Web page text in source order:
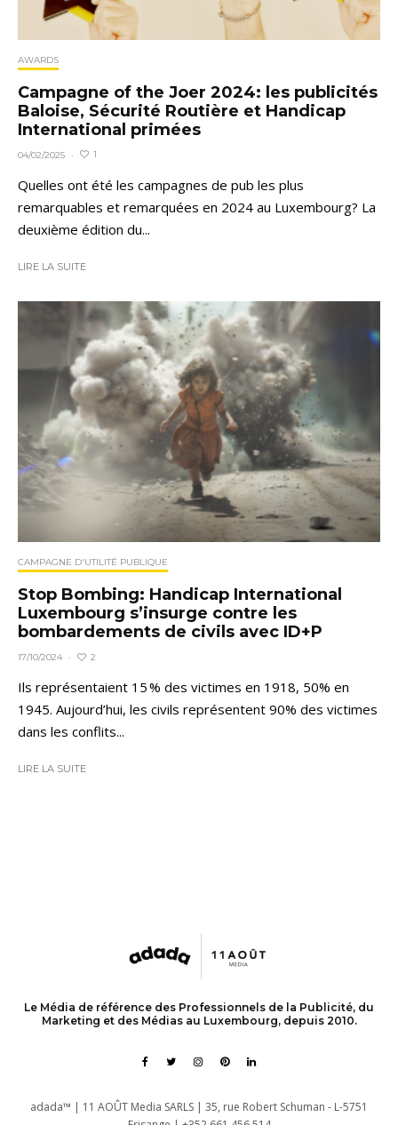
AWARDS
Campagne of the Joer 2024: les publicités
Baloise, Sécurité Routière et Handicap
International primées
04/02/2025 · 1
Quelles ont été les campagnes de pub les plus
remarquables et remarquées en 2024 au Luxembourg? La
deuxième édition du...
LIRE LA SUITE
CAMPAGNE D'UTILITÉ PUBLIQUE
Stop Bombing: Handicap International
Luxembourg s’insurge contre les
bombardements de civils avec ID+P
17/10/2024 · 2
Ils représentaient 15 % des victimes en 1918, 50% en
1945. Aujourd’hui, les civils représentent 90% des victimes
dans les conflits...
LIRE LA SUITE
Le Média de référence des Professionnels de la Publicité, du
Marketing et des Médias au Luxembourg, depuis 2010.
adada™ | 11 AOÛT Media SARLS | 35, rue Robert Schuman - L-5751